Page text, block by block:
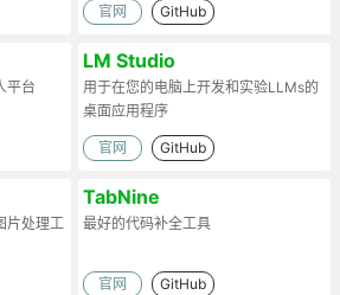
官网 GitHub
平台
LM Studio
用于在您的电脑上开发和实验LLMs的
桌面应用程序
官网 GitHub
片处理工
TabNine
最好的代码补全工具
官网 GitHub